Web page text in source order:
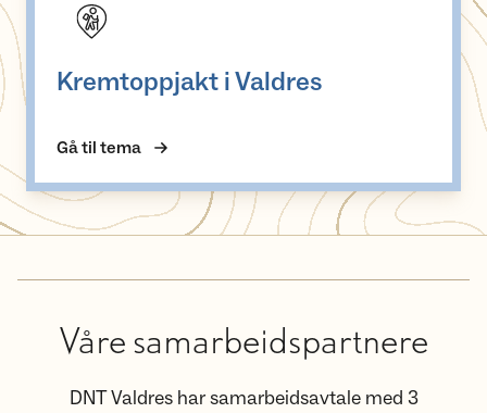
Kremtoppjakt i Valdres
Gå til tema
Våre samarbeidspartnere
DNT Valdres har samarbeidsavtale med 3